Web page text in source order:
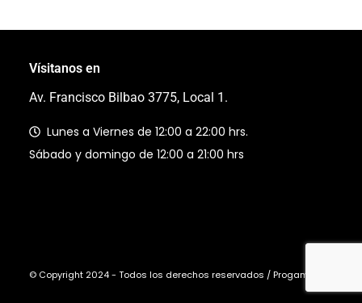
Vísitanos en
Av. Francisco Bilbao 3775, Local 1.
Lunes a Viernes de 12:00 a 22:00 hrs.
Sábado y domingo de 12:00 a 21:00 hrs
© Copyright 2024 - Todos los derechos reservados / Progaming Ltda.